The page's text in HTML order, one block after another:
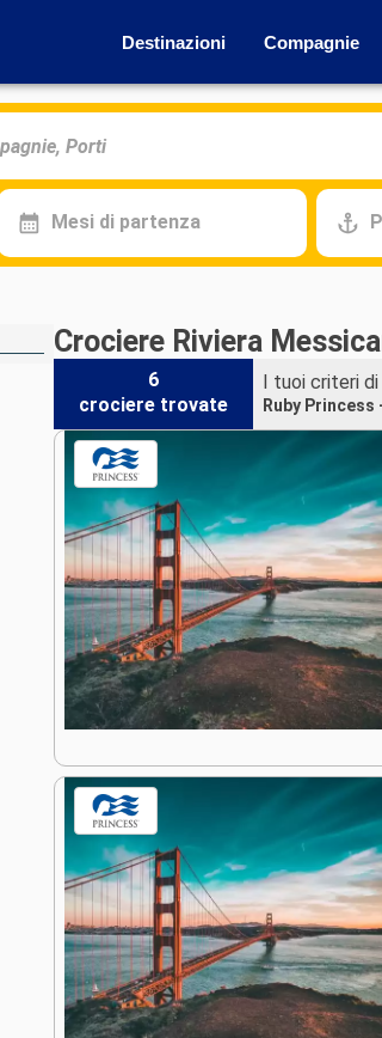
Destinazioni Compagnie
Mesi di partenza
Crociere Riviera
6
crociere trovate
I tuoi criteri di
Ruby Princess